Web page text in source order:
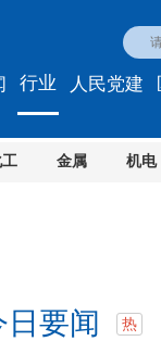
行业
金属 机电
人民党建
日要闻 热